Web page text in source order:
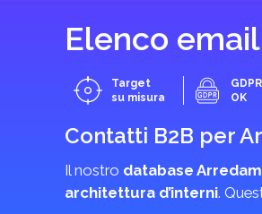
Elenco
Target
su misura
GDPR
OK
Contatti B2B per
Il nostro database
architettura d’interni.